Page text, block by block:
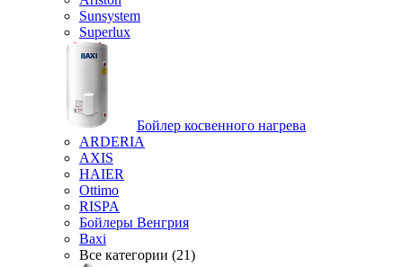
Sunsystem
Superlux
Бойлер косвенного нагрева
ARDERIA
AXIS
HAIER
Ottimo
RISPA
Бойлеры Венгрия
Baxi
Все категории (21)